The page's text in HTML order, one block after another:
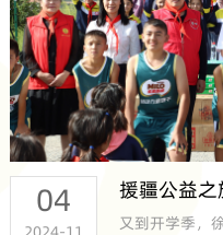
04
又到开学季，